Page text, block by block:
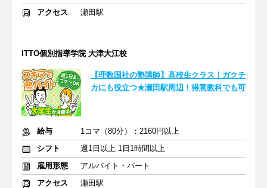
アクセス
瀬田駅
ITTO個別指導学院 大津大江校
【理数国社の塾講師】高校生クラス｜ガクチ
カにも役立つ★瀬田駅周辺！得意教科でも可
給与
1コマ（80分）：2160円以上
シフト
週1日以上 1日1時間以上
雇用形態
アルバイト・パート
アクセス
瀬田駅